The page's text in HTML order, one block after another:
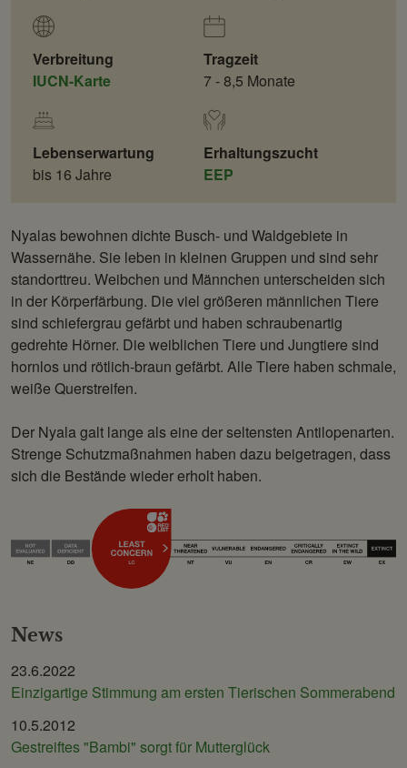
Verbreitung
IUCN-Karte
Tragzeit
7 - 8,5 Monate
Lebenserwartung
bis 16 Jahre
Erhaltungszucht
EEP
Nyalas bewohnen dichte Busch- und Waldgebiete in
Wassernähe. Sie leben in kleinen Gruppen und sind sehr
standorttreu. Weibchen und Männchen unterscheiden sich
in der Körperfärbung. Die viel größeren männlichen Tiere
sind schiefergrau gefärbt und haben schraubenartig
gedrehte Hörner. Die weiblichen Tiere und Jungtiere sind
hornlos und rötlich-braun gefärbt. Alle Tiere haben schmale,
weiße Querstreifen.
Der Nyala galt lange als eine der seltensten Antilopenarten.
Strenge Schutzmaßnahmen haben dazu beigetragen, dass
sich die Bestände wieder erholt haben.
News
23.6.2022
Einzigartige Stimmung am ersten Tierischen Sommerabend
10.5.2012
Gestreiftes "Bambi" sorgt für Mutterglück